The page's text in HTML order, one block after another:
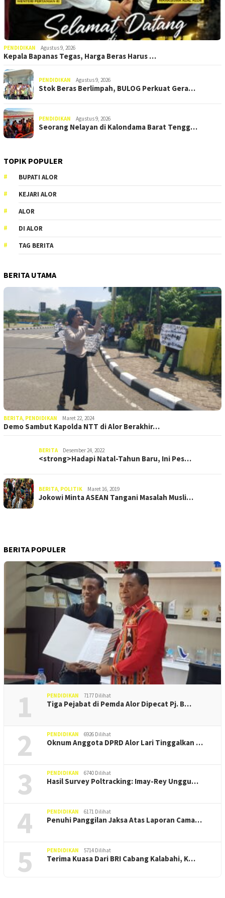
PENDIDIKAN Agustus 9, 2026
Kepala Bapanas Tegas, Harga Beras Harus …
PENDIDIKAN Agustus 9, 2026
Stok Beras Berlimpah, BULOG Perkuat Gera…
PENDIDIKAN Agustus 9, 2026
Seorang Nelayan di Kalondama Barat Tengg…
TOPIK POPULER
BUPATI ALOR
KEJARI ALOR
ALOR
DI ALOR
TAG BERITA
BERITA UTAMA
BERITA PENDIDIKAN Maret 22, 2024
Demo Sambut Kapolda NTT di Alor Berakhir…
BERITA Desember 24, 2022
<strong>Hadapi Natal-Tahun Baru, Ini Pes…
BERITA POLITIK Maret 16, 2019
Jokowi Minta ASEAN Tangani Masalah Musli…
BERITA POPULER
1 PENDIDIKAN 7177 Dilihat
Tiga Pejabat di Pemda Alor Dipecat Pj. B…
2 PENDIDIKAN 6926 Dilihat
Oknum Anggota DPRD Alor Lari Tinggalkan …
3 PENDIDIKAN 6740 Dilihat
Hasil Survey Poltracking: Imay-Rey Unggu…
4 PENDIDIKAN 6171 Dilihat
Penuhi Panggilan Jaksa Atas Laporan Cama…
5 PENDIDIKAN 5714 Dilihat
Terima Kuasa Dari BRI Cabang Kalabahi, K…